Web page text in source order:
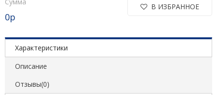
0р
В ИЗБРАННОЕ
Характеристики
Описание
Отзывы(0)